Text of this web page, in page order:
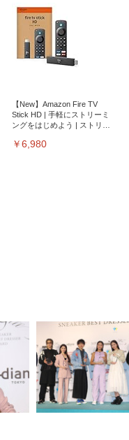
【New】Amazon Fire TV
Stick HD | 手軽にストリーミ
ングをはじめよう | ストリー
￥6,980
ア 人間工学 疲れない ブラッ
ク
￥27,999
EV2740X-WT | 27.0型4K
UHD・USB Type-C・ホワイ
ト￥109,572
ク
￥
枚) ホワイト(吸収面:ライトブ
ルー)
￥3,234